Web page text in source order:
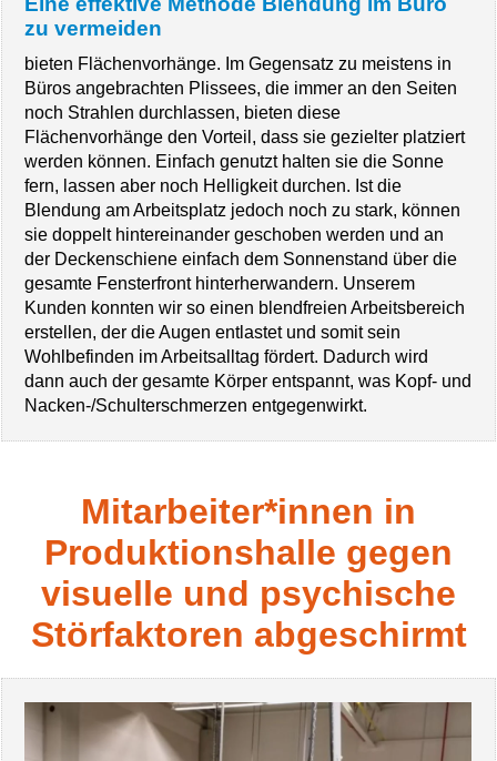
zu vermeiden
bieten Flächenvorhänge. Im Gegensatz zu meistens in
Büros angebrachten Plissees, die immer an den Seiten
noch Strahlen durchlassen, bieten diese
Flächenvorhänge den Vorteil, dass sie gezielter platziert
werden können. Einfach genutzt halten sie die Sonne
fern, lassen aber noch Helligkeit durchen. Ist die
Blendung am Arbeitsplatz jedoch noch zu stark, können
sie doppelt hintereinander geschoben werden und an
der Deckenschiene einfach dem Sonnenstand über die
gesamte Fensterfront hinterherwandern. Unserem
Kunden konnten wir so einen blendfreien Arbeitsbereich
erstellen, der die Augen entlastet und somit sein
Wohlbefinden im Arbeitsalltag fördert. Dadurch wird
dann auch der gesamte Körper entspannt, was Kopf- und
Nacken-/Schulterschmerzen entgegenwirkt.
Mitarbeiter*innen in
Produktionshalle gegen
visuelle und psychische
Störfaktoren abgeschirmt